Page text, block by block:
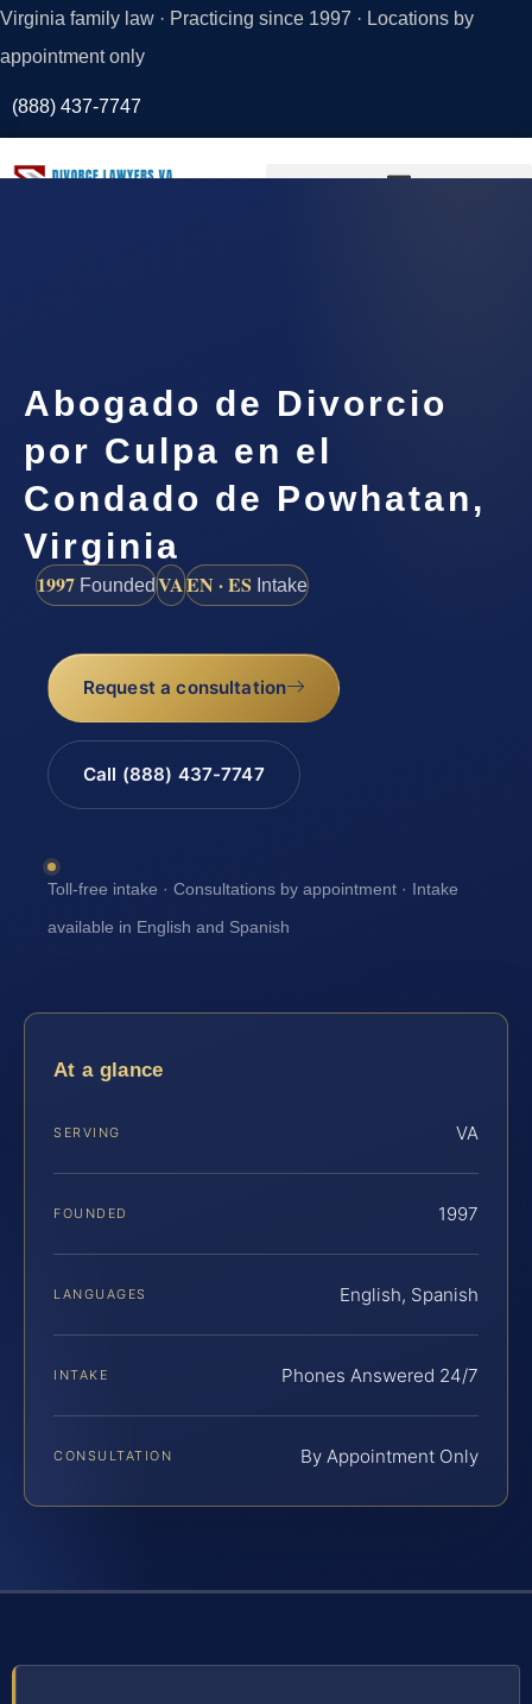
Virginia family law · Practicing since 1997 · Locations by
appointment only
(888) 437-7747
Abogado de Divorcio
por Culpa en el
Condado de Powhatan,
Virginia
1997 FoundedVAEN · ES Intake
Request a consultation
Call (888) 437-7747
Toll-free intake · Consultations by appointment · Intake
available in English and Spanish
At a glance
SERVING VA
FOUNDED 1997
LANGUAGES English, Spanish
INTAKE Phones Answered 24/7
CONSULTATION By Appointment Only